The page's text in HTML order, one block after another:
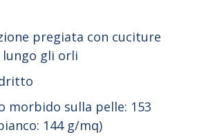
pregiata con cuciture
gli orli
morbido sulla pelle: 153
144 g/mq)